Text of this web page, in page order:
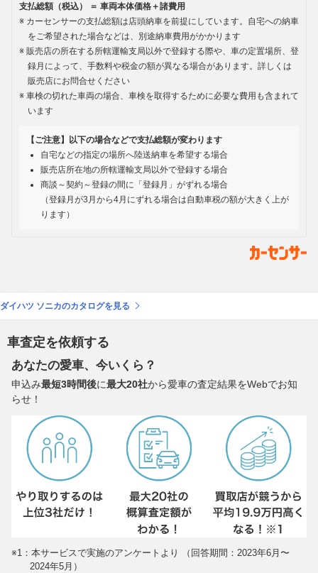
支払総額（税込） ＝ 車両本体価格＋諸費用
カーセンサーの支払総額は店頭納車を前提にしています。自宅への納車
をご希望された場合などは、別途納車費用がかかります
販売店の所在する所轄運輸支局以外で登録する際や、車の定置場所、登
録月によって、手数料や税金の額が異なる場合があります。詳しくは
販売店にお問合せください
車検の切れた車両の場合、車検を取得するために必要な費用も含まれて
います
【ご注意】以下の場合などで支払総額が変わります
自宅などの指定の場所へ陸送納車を希望する場合
販売店所在地の所轄運輸支局以外で登録する場合
商談～契約～登録の間に「登録月」がずれる場合
（登録月が3月から4月にずれる場合は自動車税の額が大きく上が
ります）
ダイハツ ソニカのカタログを見る
車査定を依頼する
あなたの愛車、今いくら？
申込み最短3時間後に最大20社から愛車の査定結果をWebでお知
らせ！
※1：本サービスで実施のアンケートより （回答期間：2023年6月〜
2024年5月）